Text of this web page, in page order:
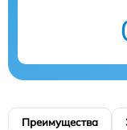
Преимущества